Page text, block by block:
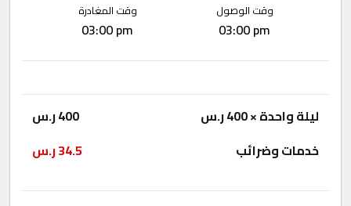
وقت الوصول
03:00 pm
وقت المغادرة
03:00 pm
ليلة واحدة× 400 ر.س 400ر.س
خدمات وضرائب
34.5ر.س